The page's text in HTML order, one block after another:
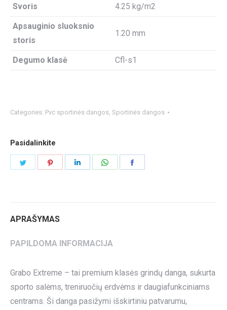
Svoris 4.25 kg/m2
Apsauginio sluoksnio
storis
1.20 mm
Degumo klasė Cfl-s1
Categories: Pvc sportinės dangos, Sportinės dangos
Pasidalinkite
APRAŠYMAS
PAPILDOMA INFORMACIJA
Grabo Extreme – tai premium klasės grindų danga, sukurta
sporto salėms, treniruočių erdvėms ir daugiafunkciniams
centrams. Ši danga pasižymi išskirtiniu patvarumu,